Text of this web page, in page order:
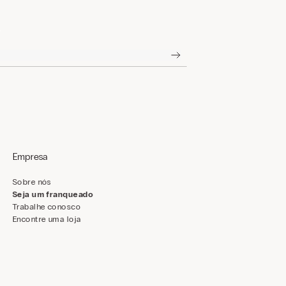
Empresa
Sobre nós
Seja um franqueado
Trabalhe conosco
Encontre uma loja